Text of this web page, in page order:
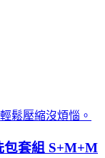
鬆壓縮沒煩惱。
包套組 S+M+M